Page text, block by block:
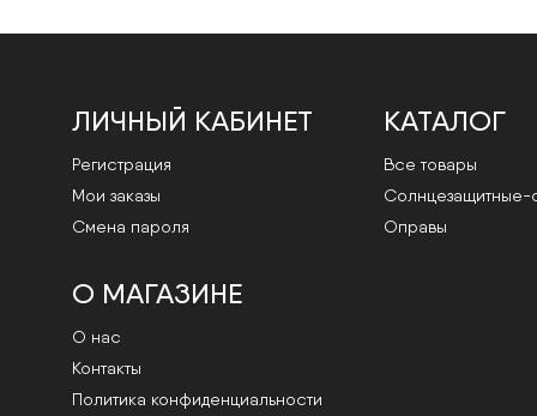
ЛИЧНЫЙ КАБИНЕТ
Регистрация
Мои заказы
Смена пароля
КАТАЛОГ
Все товары
Cолнцезащитные-
Оправы
О МАГАЗИНЕ
О нас
Контакты
Политика конфиденциальности